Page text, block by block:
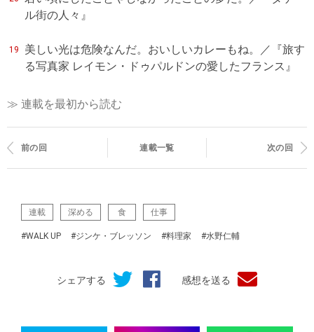
ル街の人々』
19
美しい光は危険なんだ。おいしいカレーもね。／『旅す
る写真家 レイモン・ドゥパルドンの愛したフランス』
≫ 連載を最初から読む
前の回 連載一覧 次の回
連載 深める 食 仕事
#WALK UP #ジンケ・ブレッソン #料理家 #水野仁輔
シェアする 感想を送る